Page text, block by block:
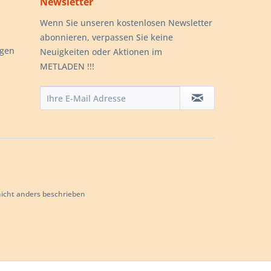
Wenn Sie unseren kostenlosen Newsletter
abonnieren, verpassen Sie keine
Neuigkeiten oder Aktionen im
METLADEN !!!
anders beschrieben